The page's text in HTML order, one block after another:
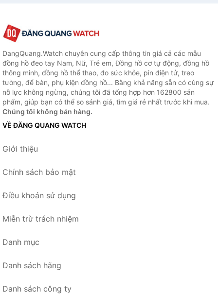
DangQuang.Watch chuyên cung cấp thông tin giá cả các mẫu
đồng hồ đeo tay Nam, Nữ, Trẻ em, Đồng hồ cơ tự động, đồng hồ
thông minh, đồng hồ thể thao, đo sức khỏe, pin điện tử, treo
tường, để bàn, phụ kiện đồng hồ... Bằng khả năng sẵn có cùng sự
nỗ lực không ngừng, chúng tôi đã tổng hợp hơn 162800 sản
phẩm, giúp bạn có thể so sánh giá, tìm giá rẻ nhất trước khi mua.
Chúng tôi không bán hàng.
VỀ ĐĂNG QUANG WATCH
Giới thiệu
Chính sách bảo mật
Điều khoản sử dụng
Miễn trừ trách nhiệm
Danh mục
Danh sách hãng
Danh sách công ty